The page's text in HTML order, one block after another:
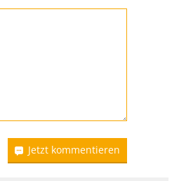
Jetzt kommentieren